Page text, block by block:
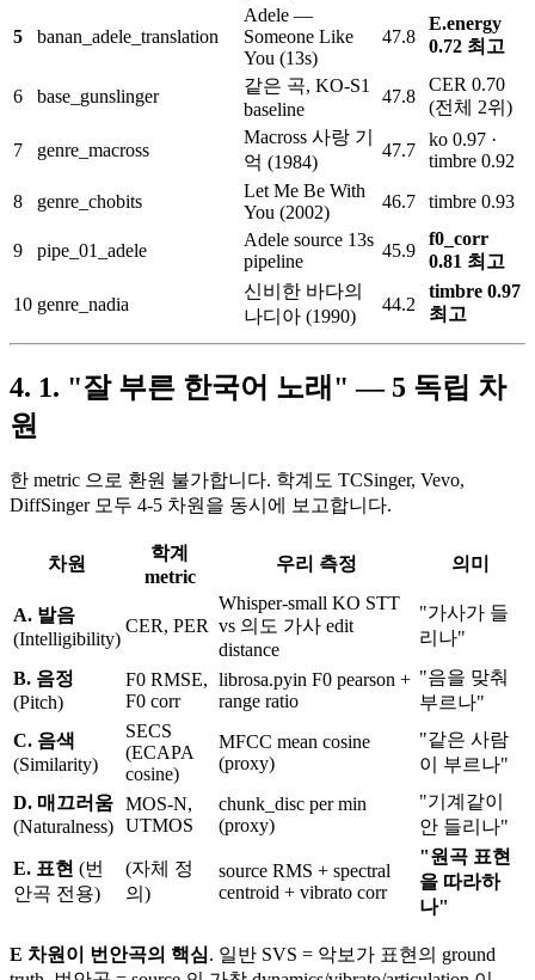
5 banan_adele_translation
Adele —
Someone Like
You (13s)
47.8
E.energy
0.72 최고
6 base_gunslinger
같은 곡, KO-S1
baseline
47.8
CER 0.70
(전체 2위)
7 genre_macross
Macross 사랑 기
억 (1984)
47.7
ko 0.97 ·
timbre 0.92
8
genre_chobits
Let Me Be With
You (2002)
46.7 timbre 0.93
9 pipe_01_adele
Adele source 13s
pipeline
45.9
f0_corr
0.81 최고
10 genre_nadia
신비한 바다의
나디아 (1990)
44.2
timbre 0.97
최고
1. "잘 부른 한국어 노래" — 5 독립 차
원
한 metric 으로 환원 불가합니다. 학계도 TCSinger, Vevo,
DiffSinger 모두 4-5 차원을 동시에 보고합니다.
차원
학계
metric
우리 측정 의미
A. 발음
(Intelligibility)
CER, PER
Whisper-small KO STT
vs 의도 가사 edit
distance
"가사가 들
리나"
B. 음정
(Pitch)
F0 RMSE,
F0 corr
librosa.pyin F0 pearson +
range ratio
"음을 맞춰
부르나"
C. 음색
(Similarity)
SECS
(ECAPA
cosine)
MFCC mean cosine
(proxy)
"같은 사람
이 부르나"
D. 매끄러움
(Naturalness)
MOS-N,
UTMOS
chunk_disc per min
(proxy)
"기계같이
안 들리나"
E. 표현 (번
안곡 전용)
(자체 정
의)
source RMS + spectral
centroid + vibrato corr
"원곡 표현
을 따라하
나"
E 차원이 번안곡의 핵심. 일반 SVS = 악보가 표현의 ground